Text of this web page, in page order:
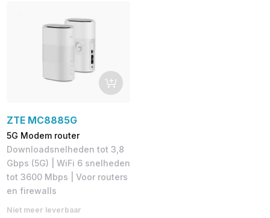
ZTE MC8885G
5G Modem router
Downloadsnelheden tot 3,8
Gbps (5G) | WiFi 6 snelheden
tot 3600 Mbps | Voor routers
en firewalls
Niet meer leverbaar